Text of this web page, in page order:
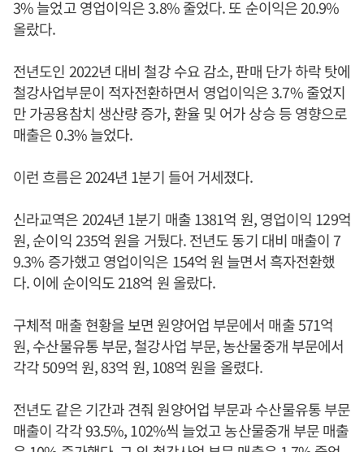
3% 늘었고 영업이익은 3.8% 줄었다. 또 순이익은 20.9%
올랐다.
전년도인 2022년 대비 철강 수요 감소, 판매 단가 하락 탓에
철강사업부문이 적자전환하면서 영업이익은 3.7% 줄었지
만 가공용참치 생산량 증가, 환율 및 어가 상승 등 영향으로
매출은 0.3% 늘었다.
이런 흐름은 2024년 1분기 들어 거세졌다.
신라교역은 2024년 1분기 매출 1381억 원, 영업이익 129억
원, 순이익 235억 원을 거뒀다. 전년도 동기 대비 매출이 7
9.3% 증가했고 영업이익은 154억 원 늘면서 흑자전환했
다. 이에 순이익도 218억 원 올랐다.
구체적 매출 현황을 보면 원양어업 부문에서 매출 571억
원, 수산물유통 부문, 철강사업 부문, 농산물중개 부문에서
각각 509억 원, 83억 원, 108억 원을 올렸다.
전년도 같은 기간과 견줘 원양어업 부문과 수산물유통 부문
매출이 각각 93.5%, 102%씩 늘었고 농산물중개 부문 매출